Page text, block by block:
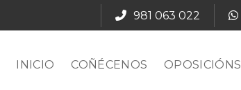
981 063 022
INICIO COÑÉCENOS OPOSICIÓNS